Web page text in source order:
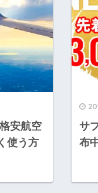
安航空
使う方
サ
布